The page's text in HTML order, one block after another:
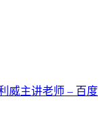
威主讲老师 – 百度